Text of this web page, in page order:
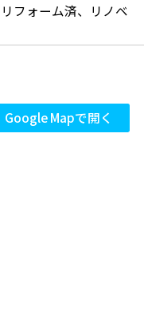
フォーム済、リノベ
Google Mapで開く